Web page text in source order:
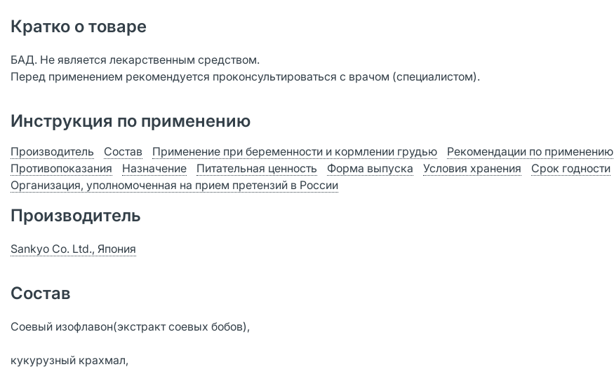
Кратко о товаре
БАД. Не является лекарственным средством.
Перед применением рекомендуется проконсультироваться с врачом (специалистом).
Инструкция по применению
Производитель Состав Применение при беременности и кормлении грудью
Рекомендации по применению
Противопоказания
Назначение Питательная ценность Форма выпуска Условия хранения
Срок годности
Организация, уполномоченная на прием претензий в России
Производитель
Sankyo Co. Ltd., Япония
Состав
Соевый изофлавон(экстракт соевых бобов),
кукурузный крахмал,